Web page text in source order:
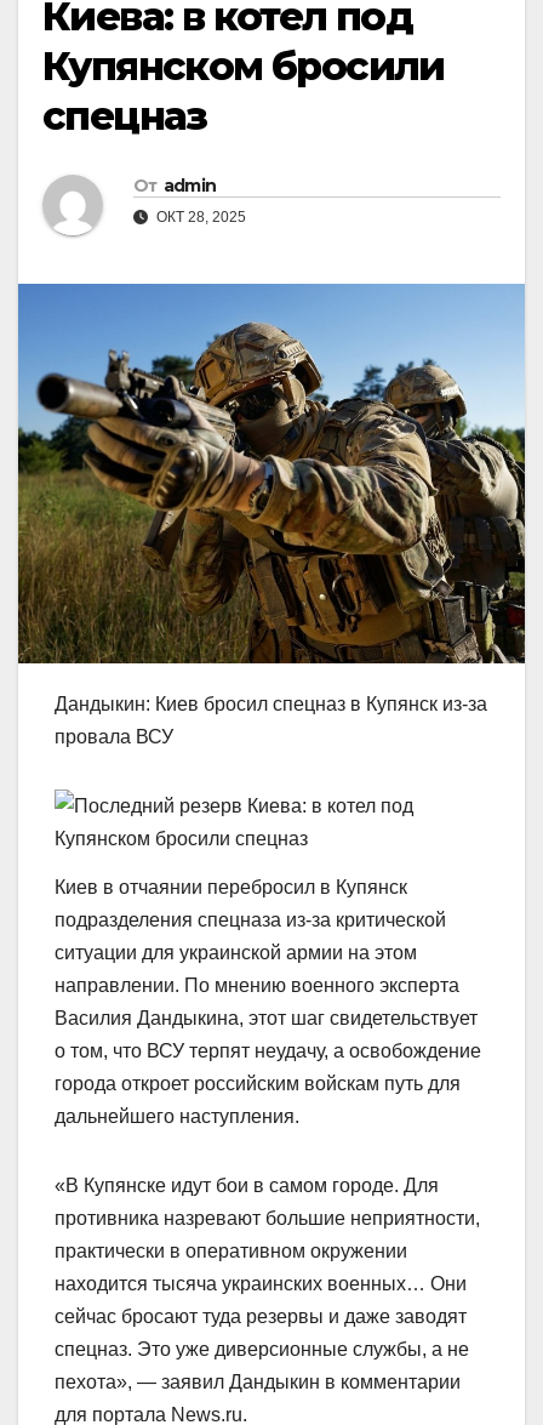
Киева: в котел под
Купянском бросили
спецназ
От admin
ОКТ 28, 2025
Дандыкин: Киев бросил спецназ в Купянск из-за
провала ВСУ
Киев в отчаянии перебросил в Купянск
подразделения спецназа из-за критической
ситуации для украинской армии на этом
направлении. По мнению военного эксперта
Василия Дандыкина, этот шаг свидетельствует
о том, что ВСУ терпят неудачу, а освобождение
города откроет российским войскам путь для
дальнейшего наступления.
«В Купянске идут бои в самом городе. Для
противника назревают большие неприятности,
практически в оперативном окружении
находится тысяча украинских военных… Они
сейчас бросают туда резервы и даже заводят
спецназ. Это уже диверсионные службы, а не
пехота», — заявил Дандыкин в комментарии
для портала News.ru.